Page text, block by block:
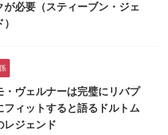
が必要（スティーブン・ジェ
・ヴェルナーは完璧にリバプ
フィットすると語るドルトム
レジェンド